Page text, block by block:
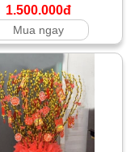
1.500.000đ
Mua ngay